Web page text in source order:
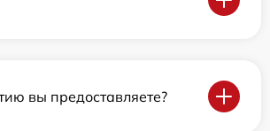
вы предоставляете?